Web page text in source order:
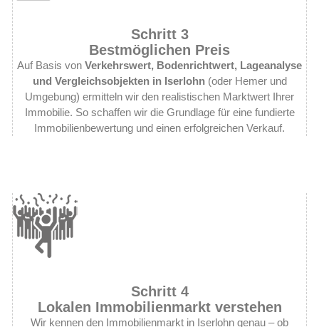
Schritt 3
Bestmöglichen Preis
Auf Basis von Verkehrswert, Bodenrichtwert, Lageanalyse
und Vergleichsobjekten in Iserlohn(oder Hemer und
Umgebung) ermitteln wir den realistischen Marktwert Ihrer
Immobilie. So schaffen wir die Grundlage für eine fundierte
Immobilienbewertung und einen erfolgreichen Verkauf.
Schritt 4
Lokalen Immobilienmarkt verstehen
Wir kennen den Immobilienmarkt in Iserlohn genau – ob